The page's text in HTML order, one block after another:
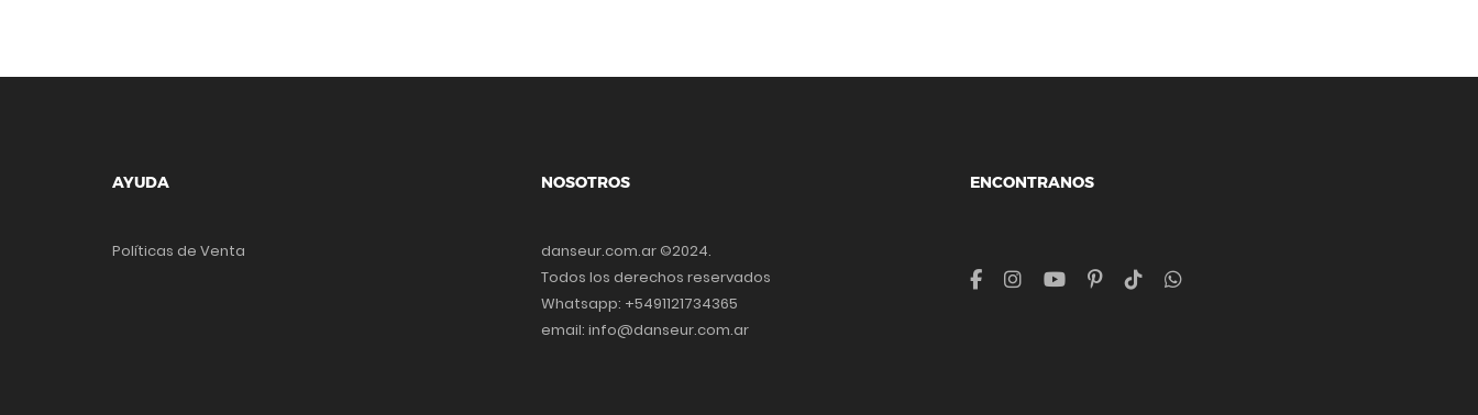
AYUDA
Políticas de Venta
NOSOTROS
danseur.com.ar ©2024.
Todos los derechos reservados
Whatsapp: +5491121734365
email: info@danseur.com.ar
ENCONTRANOS